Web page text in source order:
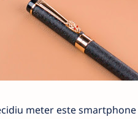
meter este